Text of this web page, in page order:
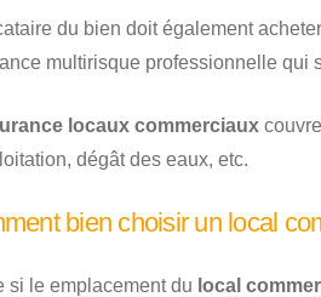
du bien doit également
multirisque professionnelle qui
locaux commerciaux
dégât des eaux, etc.
bien choisir un local
si le emplacement du local